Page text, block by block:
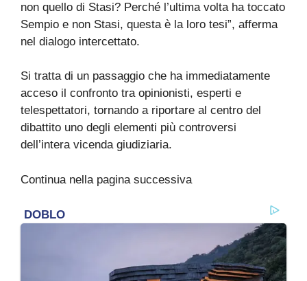
non quello di Stasi? Perché l’ultima volta ha toccato
Sempio e non Stasi, questa è la loro tesi”, afferma
nel dialogo intercettato.
Si tratta di un passaggio che ha immediatamente
acceso il confronto tra opinionisti, esperti e
telespettatori, tornando a riportare al centro del
dibattito uno degli elementi più controversi
dell’intera vicenda giudiziaria.
Continua nella pagina successiva